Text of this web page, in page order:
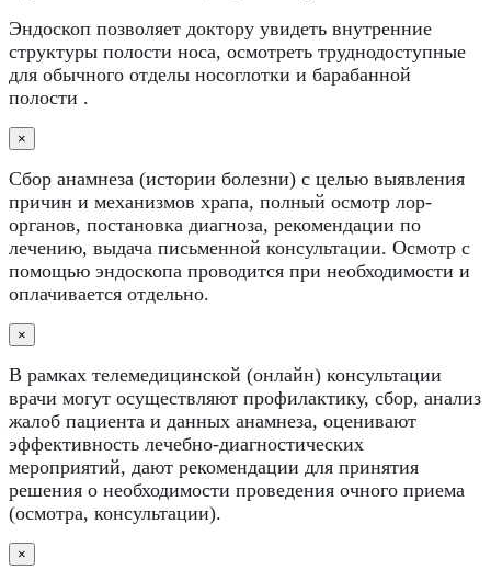
Эндоскоп позволяет доктору увидеть внутренние
структуры полости носа, осмотреть труднодоступные
для обычного отделы носоглотки и барабанной
полости .
×
Сбор анамнеза (истории болезни) с целью выявления
причин и механизмов храпа, полный осмотр лор-
органов, постановка диагноза, рекомендации по
лечению, выдача письменной консультации. Осмотр с
помощью эндоскопа проводится при необходимости и
оплачивается отдельно.
×
В рамках телемедицинской (онлайн) консультации
врачи могут осуществляют профилактику, сбор, анализ
жалоб пациента и данных анамнеза, оценивают
эффективность лечебно-диагностических
мероприятий, дают рекомендации для принятия
решения о необходимости проведения очного приема
(осмотра, консультации).
×